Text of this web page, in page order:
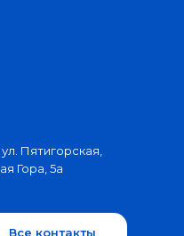
Все контакты
Пятигорская,
Гора, 5а